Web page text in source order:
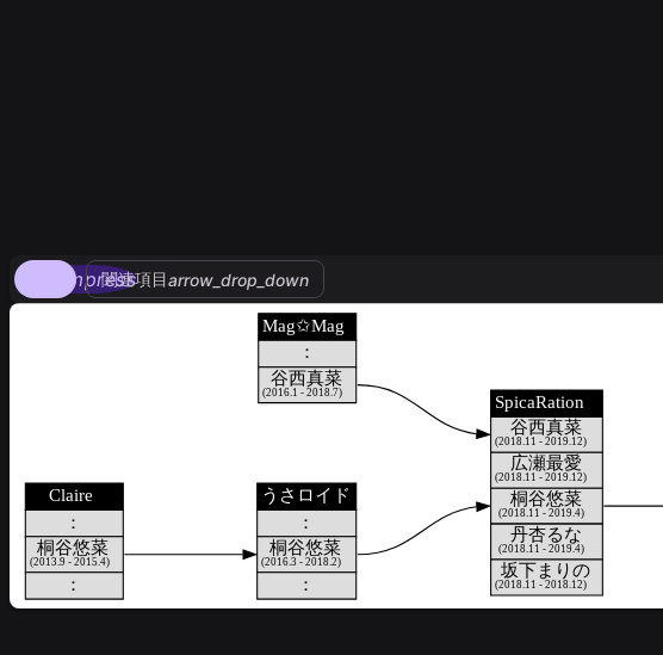
compress
関連項目arrow_drop_down